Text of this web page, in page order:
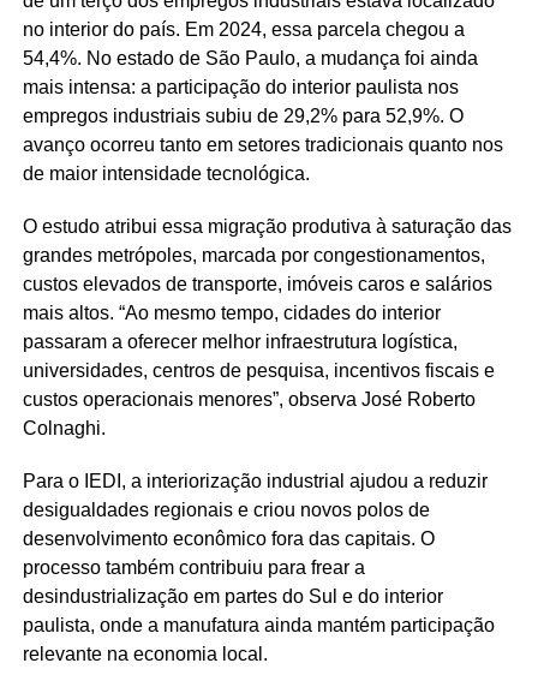
no interior do país. Em 2024, essa parcela chegou a
54,4%. No estado de São Paulo, a mudança foi ainda
mais intensa: a participação do interior paulista nos
empregos industriais subiu de 29,2% para 52,9%. O
avanço ocorreu tanto em setores tradicionais quanto nos
de maior intensidade tecnológica.
O estudo atribui essa migração produtiva à saturação das
grandes metrópoles, marcada por congestionamentos,
custos elevados de transporte, imóveis caros e salários
mais altos. “Ao mesmo tempo, cidades do interior
passaram a oferecer melhor infraestrutura logística,
universidades, centros de pesquisa, incentivos fiscais e
custos operacionais menores”, observa José Roberto
Colnaghi.
Para o IEDI, a interiorização industrial ajudou a reduzir
desigualdades regionais e criou novos polos de
desenvolvimento econômico fora das capitais. O
processo também contribuiu para frear a
desindustrialização em partes do Sul e do interior
paulista, onde a manufatura ainda mantém participação
relevante na economia local.